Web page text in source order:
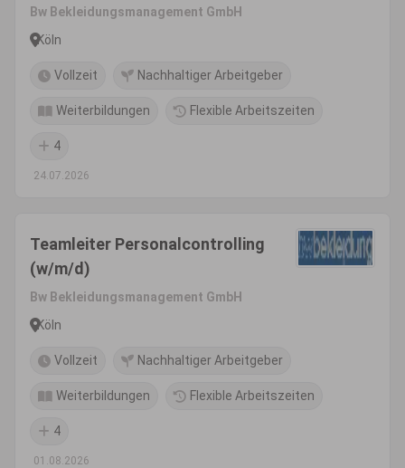
Bw Bekleidungsmanagement GmbH
Köln
Vollzeit Nachhaltiger Arbeitgeber
Weiterbildungen Flexible Arbeitszeiten
4
24.07.2026
Teamleiter Personalcontrolling
(w/m/d)
Bw Bekleidungsmanagement GmbH
Köln
Vollzeit Nachhaltiger Arbeitgeber
Weiterbildungen Flexible Arbeitszeiten
4
01.08.2026